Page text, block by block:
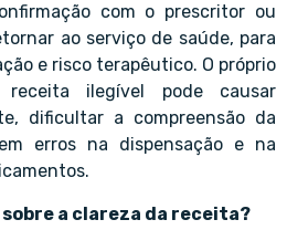
com o prescritor ou
ao serviço de saúde, para
e risco terapêutico. O próprio
ilegível pode causar
dificultar a compreensão da
erros na dispensação e na
a clareza da receita?